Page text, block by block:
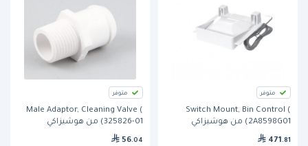
متوفر
Switch Mount, Bin Control (
2A8598G01) من هوشيزاكي
471 .81
متوفر
Male Adaptor, Cleaning Valve (
325826-01) من هوشيزاكي
56.04